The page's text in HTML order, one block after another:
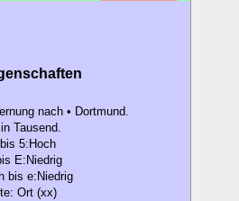
nach • Dortmund.
Tausend.
5:Hoch
E:Niedrig
bis e:Niedrig
Ort (xx)